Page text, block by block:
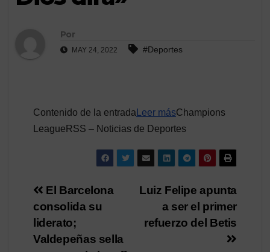
Por
MAY 24, 2022 #Deportes
Contenido de la entrada Leer másChampions
LeagueRSS – Noticias de Deportes
Navegación
de
entradas
Luiz Felipe apunta
a ser el primer
refuerzo del Betis
El Barcelona
consolida su
liderato;
Valdepeñas sella